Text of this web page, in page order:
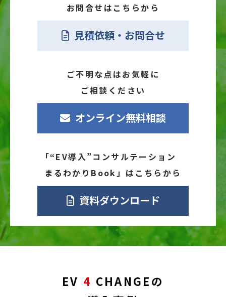
お問合せはこちらから
見積依頼・お問合せ
ご不明な点はお気軽に
ご相談ください
オンライン無料相談
「“EV導入”コンサルテーション
まるわかりBook」はこちらから
資料ダウンロード
EV 4 CHANGEの